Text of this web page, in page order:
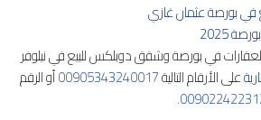
بورصة عثمان غازي
2025
في بورصة وشقق دوبلكس للبيع في نيلوفر
على الأرقام التالية00905343240017أو الرقم